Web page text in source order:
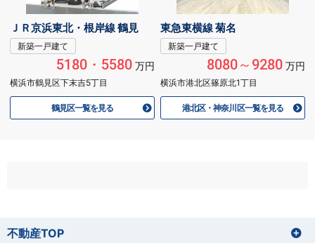
ＪＲ京浜東北・根岸線 鶴見
新築一戸建て
5180・5580万円
横浜市鶴見区下末吉5丁目
鶴見区一覧を見る
東急東横線 菊名
新築一戸建て
8080～9280万円
横浜市港北区篠原北1丁目
港北区・神奈川区一覧を見る
不動産TOP